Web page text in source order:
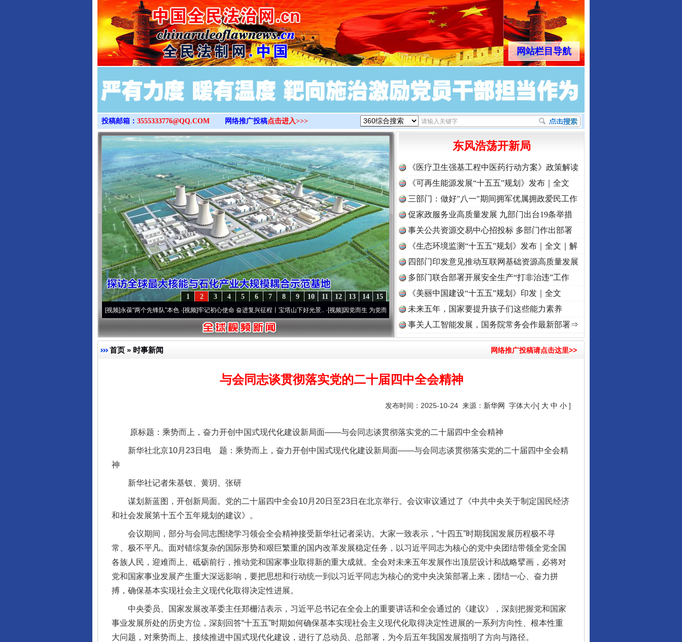
>
网站栏目导航
投稿邮箱： 3555333776@QQ.COM 网络推广投稿点击进入>>>
15
14
13
12
11
10
9
8
7
6
5
4
3
2
1
永葆“两个先锋队”本色·[视频]牢记初心使命 奋进复兴征程丨宝塔山下好光景..·[视频]因党而生 为党而战——百年“纪”事⑧加强纪律..·[视频]牢记初心使命 奋进复兴征程丨“转折之城”激荡..
东风浩荡开新局
《医疗卫生强基工程中医药行动方案》政策解读
《可再生能源发展“十五五”规划》发布｜全文
三部门：做好"八一"期间拥军优属拥政爱民工作
促家政服务业高质量发展 九部门出台19条举措
事关公共资源交易中心招投标 多部门作出部署
《生态环境监测“十五五”规划》发布｜全文｜解
读
四部门印发意见推动互联网基础资源高质量发展
多部门联合部署开展安全生产“打非治违”工作
《美丽中国建设“十五五”规划》印发｜全文
未来五年，国家要提升孩子们这些能力素养
事关人工智能发展，国务院常务会作最新部署⇒
首页 » 时事新闻 网络推广投稿请点击这里>>
与会同志谈贯彻落实党的二十届四中全会精神
发布时间：2025-10-24 来源： 新华网 字体大小[ 大 中 小 ]
原标题：乘势而上，奋力开创中国式现代化建设新局面——与会同志谈贯彻落实党的二十届四中全会精神
新华社北京10月23日电 题：乘势而上，奋力开创中国式现代化建设新局面——与会同志谈贯彻落实党的二十届四中全会精
神
新华社记者朱基钗、黄玥、张研
谋划新蓝图，开创新局面。党的二十届四中全会10月20日至23日在北京举行。会议审议通过了《中共中央关于制定国民经济
和社会发展第十五个五年规划的建议》。
会议期间，部分与会同志围绕学习领会全会精神接受新华社记者采访。大家一致表示，“十四五”时期我国发展历程极不寻
常、极不平凡。面对错综复杂的国际形势和艰巨繁重的国内改革发展稳定任务，以习近平同志为核心的党中央团结带领全党全国
各族人民，迎难而上、砥砺前行，推动党和国家事业取得新的重大成就。全会对未来五年发展作出顶层设计和战略擘画，必将对
党和国家事业发展产生重大深远影响，要把思想和行动统一到以习近平同志为核心的党中央决策部署上来，团结一心、奋力拼
搏，确保基本实现社会主义现代化取得决定性进展。
中央委员、国家发展改革委主任郑栅洁表示，习近平总书记在全会上的重要讲话和全会通过的《建议》，深刻把握党和国家
事业发展所处的历史方位，深刻回答“十五五”时期如何确保基本实现社会主义现代化取得决定性进展的一系列方向性、根本性重
大问题，对乘势而上、接续推进中国式现代化建设，进行了总动员、总部署，为今后五年我国发展指明了方向与路径。